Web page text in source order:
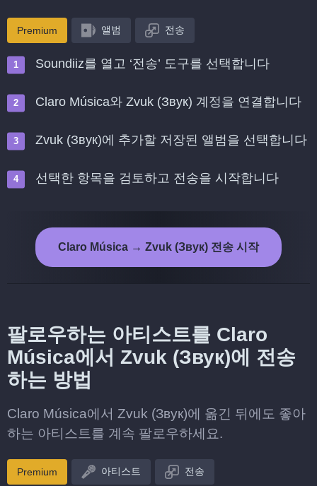
Premium 앨범 전송
Soundiiz를 열고 ‘전송’ 도구를 선택합니다
Claro Música와 Zvuk (Звук) 계정을 연결합니다
Zvuk (Звук)에 추가할 저장된 앨범을 선택합니다
선택한 항목을 검토하고 전송을 시작합니다
Claro Música → Zvuk (Звук) 전송 시작
팔로우하는 아티스트를 Claro
Música에서 Zvuk (Звук)에 전송
하는 방법
Claro Música에서 Zvuk (Звук)에 옮긴 뒤에도 좋아
하는 아티스트를 계속 팔로우하세요.
Premium 아티스트 전송